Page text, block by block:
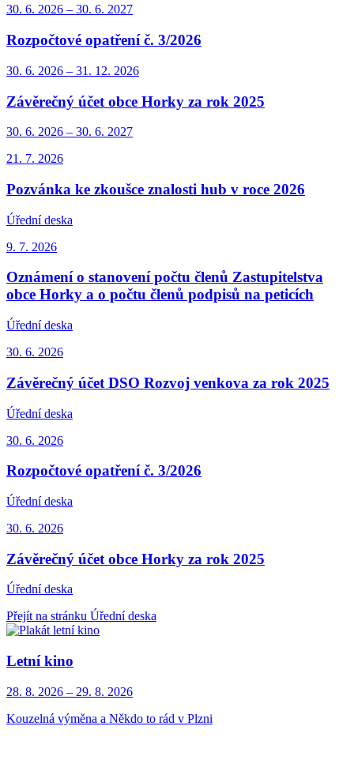
30. 6. 2026 – 30. 6. 2027
Rozpočtové opatření č. 3/2026
30. 6. 2026 – 31. 12. 2026
Závěrečný účet obce Horky za rok 2025
30. 6. 2026 – 30. 6. 2027
21. 7. 2026
Pozvánka ke zkoušce znalosti hub v roce 2026
Úřední deska
9. 7. 2026
Oznámení o stanovení počtu členů Zastupitelstva
obce Horky a o počtu členů podpisů na peticích
Úřední deska
30. 6. 2026
Závěrečný účet DSO Rozvoj venkova za rok 2025
Úřední deska
30. 6. 2026
Rozpočtové opatření č. 3/2026
Úřední deska
30. 6. 2026
Závěrečný účet obce Horky za rok 2025
Úřední deska
Přejít na stránku Úřední deska
Letní kino
28. 8. 2026 – 29. 8. 2026
Kouzelná výměna a Někdo to rád v Plzni